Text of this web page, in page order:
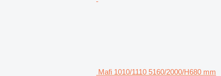
Mafi 1010/1110 5160/2000/H680 mm